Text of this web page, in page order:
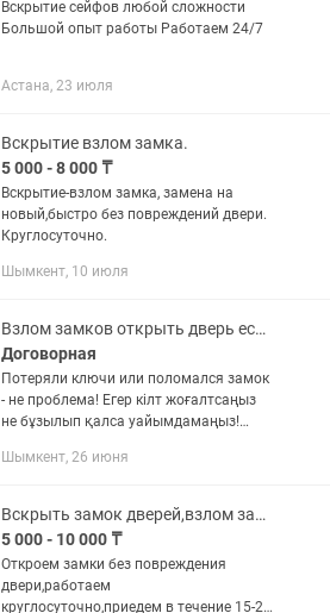
Вскрытие сейфов любой сложности
Большой опыт работы Работаем 24/7
Астана, 23 июля
Вскрытие взлом замка.
5 000 - 8 000 ₸
Вскрытие-взлом замка, замена на
новый,быстро без повреждений двери.
Круглосуточно.
Шымкент, 10 июля
Взлом замков открыть дверь есик жондеу
Договорная
Потеряли ключи или поломался замок
- не проблема! Егер кілт жоғалтсаңыз
не бұзылып қалса уайымдамаңыз!
жөндеп береміз. Взлом-вскрытие
Шымкент, 26 июня
Вскрыть замок дверей,взлом замка,медвежатник Семей,Открывание замка
5 000 - 10 000 ₸
Откроем замки без повреждения
двери,работаем
круглосуточно,приедем в течение 15-20